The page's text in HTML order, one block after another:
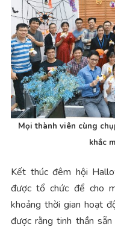
Mọi thành viên cùng
khắc
Kết thúc đêm hội
được tổ chức để cho
khoảng thời gian hoạt
được rằng tinh thần